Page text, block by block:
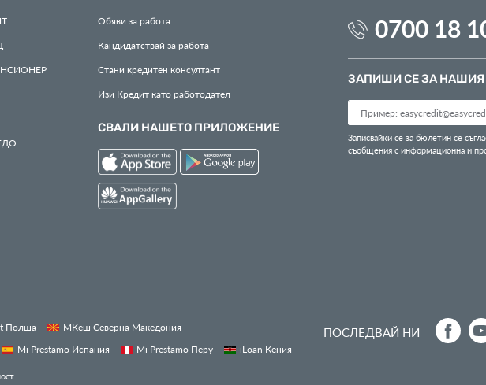
Обяви за работа
Кандидатствай за работа
Стани кредитен консултант
Изи Кредит като работодател
СВАЛИ НАШЕТО ПРИЛОЖЕНИЕ
0700 18
ЗАПИШИ СЕ ЗА
Записвайки се за бюлетин се
съобщения с информационна и
Полша
МКеш Северна Македония
Mi Prestamo Испания Mi Prestamo Перу iLoan Кения
ПОСЛЕДВАЙ НИ